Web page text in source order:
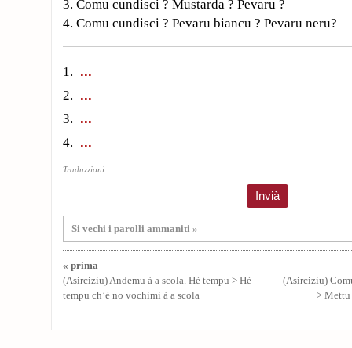
3. Comu cundisci ? Mustarda ? Pevaru ?
4. Comu cundisci ? Pevaru biancu ? Pevaru neru?
1.
2.
3.
4.
Traduzzioni
Si vechi i parolli ammaniti »
« prima
(Asirciziu) Andemu à a scola. Hè tempu > Hè
tempu ch’è no vochimi à a scola
(Asirciziu)
> Mettu